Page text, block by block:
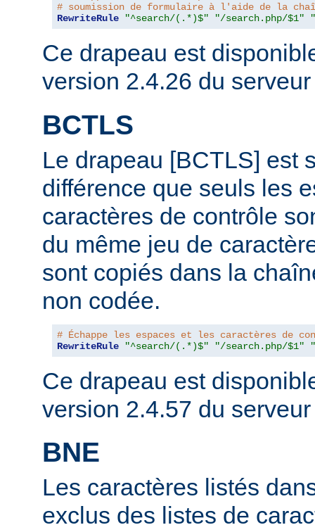
# soumission de formulaire à l'aide de la
RewriteRule
"^search/(.*)$" "/search.php/$1"
Ce drapeau est
version 2.4.26 du
BCTLS
Le drapeau [BCTLS] est
différence que seuls les
caractères de contrôle
du même jeu de
sont copiés dans la
non codée.
# Échappe les espaces et les caractères de
RewriteRule
"^search/(.*)$" "/search.php/$1"
Ce drapeau est
version 2.4.57 du
BNE
Les caractères listés
exclus des listes de